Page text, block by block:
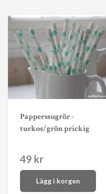
Papperssugrör -
turkos/grön prickig
49 kr
Lägg i korgen